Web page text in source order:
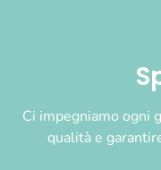
Ci impegniamo ogni
qualità e